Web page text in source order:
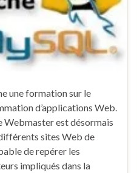
une formation sur le
d’applications Web.
Webmaster est désormais
sites Web de
de repérer les
impliqués dans la